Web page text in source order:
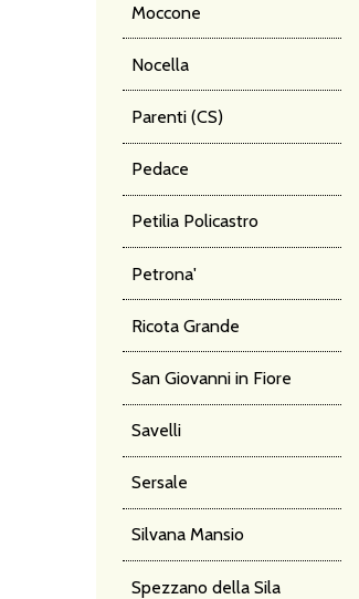
Moccone
Nocella
Parenti (CS)
Pedace
Petilia Policastro
Petrona'
Ricota Grande
San Giovanni in Fiore
Savelli
Sersale
Silvana Mansio
Spezzano della Sila